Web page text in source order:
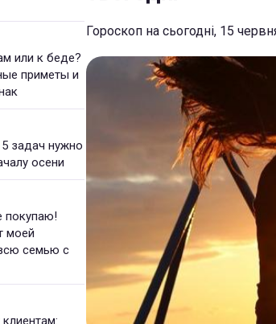
или к беде?
приметы и
5 задач нужно
осени
покупаю!
моей
семью с
Гороскоп на сьогодні, 15